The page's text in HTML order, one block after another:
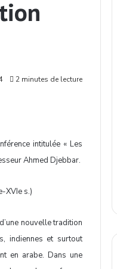
2 minutes de lecture
intitulée « Les
Ahmed Djebbar.
XVIe s.)
nouvelle tradition
indiennes et surtout
en arabe. Dans une